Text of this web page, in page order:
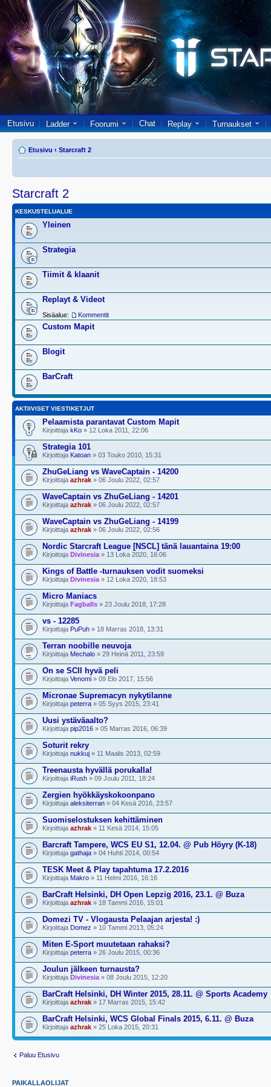
Etusivu Ladder Foorumi Chat Replay Turnaukset
Etusivu ‹ Starcraft 2
Starcraft 2
KESKUSTELUALUE
Yleinen
Strategia
Tiimit & klaanit
Replayt & Videot
Sisäalue: Kommentit
Custom Mapit
Blogit
BarCraft
AKTIIVISET VIESTIKETJUT
Pelaamista parantavat Custom Mapit
Kirjoittaja kKo » 12 Loka 2011, 22:06
Strategia 101
Kirjoittaja Katoan » 03 Touko 2010, 15:31
ZhuGeLiang vs WaveCaptain - 14200
Kirjoittaja azhrak » 06 Joulu 2022, 02:57
WaveCaptain vs ZhuGeLiang - 14201
Kirjoittaja azhrak » 06 Joulu 2022, 02:57
WaveCaptain vs ZhuGeLiang - 14199
Kirjoittaja azhrak » 06 Joulu 2022, 02:56
Nordic Starcraft League [NSCL] tänä lauantaina 19:00
Kirjoittaja Divinesia » 13 Loka 2020, 16:06
Kings of Battle -turnauksen vodit suomeksi
Kirjoittaja Divinesia » 12 Loka 2020, 18:53
Micro Maniacs
Kirjoittaja Fagballs » 23 Joulu 2018, 17:28
vs - 12285
Kirjoittaja PuPuh » 18 Marras 2018, 13:31
Terran noobille neuvoja
Kirjoittaja Mechalo » 29 Heinä 2011, 23:59
On se SCII hyvä peli
Kirjoittaja Venomi » 09 Elo 2017, 15:56
Micronae Supremacyn nykytilanne
Kirjoittaja peterra » 05 Syys 2015, 23:41
Uusi ystäväaalto?
Kirjoittaja pip2016 » 05 Marras 2016, 06:39
Soturit rekry
Kirjoittaja nukkuj » 11 Maalis 2013, 02:59
Treenausta hyvällä porukalla!
Kirjoittaja iRush » 09 Joulu 2011, 18:24
Zergien hyökkäyskokoonpano
Kirjoittaja aleksiterran » 04 Kesä 2016, 23:57
Suomiselostuksen kehittäminen
Kirjoittaja azhrak » 11 Kesä 2014, 15:05
Barcraft Tampere, WCS EU S1, 12.04. @ Pub Höyry (K-18)
Kirjoittaja gathaja » 04 Huhti 2014, 00:54
TESK Meet & Play tapahtuma 17.2.2016
Kirjoittaja Makro » 11 Helmi 2016, 16:16
BarCraft Helsinki, DH Open Lepzig 2016, 23.1. @ Buza
Kirjoittaja azhrak » 18 Tammi 2016, 15:01
Domezi TV - Vlogausta Pelaajan arjesta! :)
Kirjoittaja Domez » 10 Tammi 2013, 05:24
Miten E-Sport muutetaan rahaksi?
Kirjoittaja peterra » 26 Joulu 2015, 00:36
Joulun jälkeen turnausta?
Kirjoittaja Divinesia » 08 Joulu 2015, 12:20
BarCraft Helsinki, DH Winter 2015, 28.11. @ Sports Academy
Kirjoittaja azhrak » 17 Marras 2015, 15:42
BarCraft Helsinki, WCS Global Finals 2015, 6.11. @ Buza
Kirjoittaja azhrak » 25 Loka 2015, 20:31
Paluu Etusivu
PAIKALLAOLIJAT